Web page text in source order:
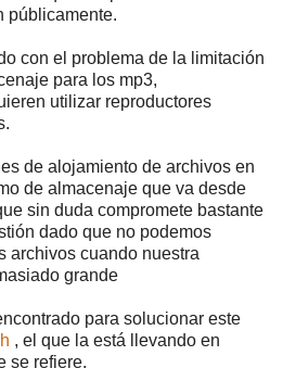
públicamente.
con el problema de la limitación
para los mp3,
utilizar reproductores
de alojamiento de archivos en
de almacenaje que va desde
sin duda compromete bastante
dado que no podemos
archivos cuando nuestra
grande
para solucionar este
, el que la está llevando en
se refiere.